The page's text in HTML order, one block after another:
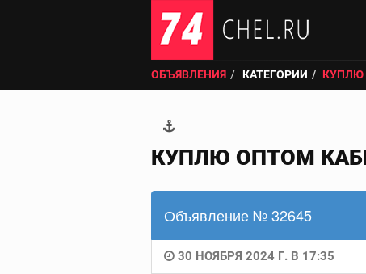
ОБЪЯВЛЕНИЯ КАТЕГОРИИ КУПЛЮ
КУПЛЮ ОПТОМ
Объявление № 32645
30 НОЯБРЯ 2024 Г. В 17:35